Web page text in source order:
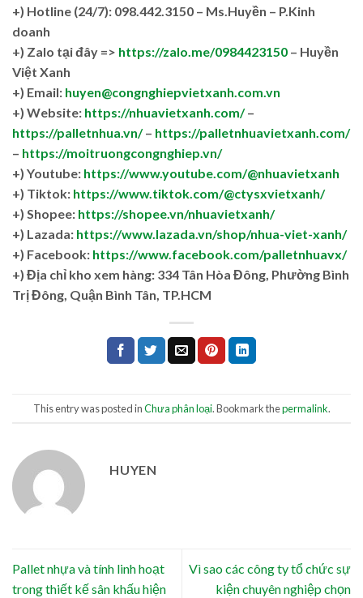
+) Hotline (24/7): 098.442.3150 – Ms.Huyền – P.Kinh
doanh
+) Zalo tại đây => https://zalo.me/0984423150 – Huyền
Việt Xanh
+) Email: huyen@congnghiepvietxanh.com.vn
+) Website: https://nhuavietxanh.com/–
https://palletnhua.vn/– https://palletnhuavietxanh.com/
– https://moitruongcongnghiep.vn/
+) Youtube: https://www.youtube.com/@nhuavietxanh
+) Tiktok: https://www.tiktok.com/@ctysxvietxanh/
+) Shopee: https://shopee.vn/nhuavietxanh/
+) Lazada: https://www.lazada.vn/shop/nhua-viet-xanh/
+) Facebook: https://www.facebook.com/palletnhuavx/
+) Địa chỉ kho xem hàng: 334 Tân Hòa Đông, Phường Bình
Trị Đông, Quận Bình Tân, TP.HCM
This entry was posted inChưa phân loại. Bookmark thepermalink.
HUYEN
Pallet nhựa và tính linh hoạt
trong thiết kế sân khấu hiện
Vì sao các công ty tổ chức sự
kiện chuyên nghiệp chọn